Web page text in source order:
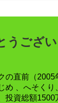
うござ
の直前（
め 、へそくり
投資総額1500